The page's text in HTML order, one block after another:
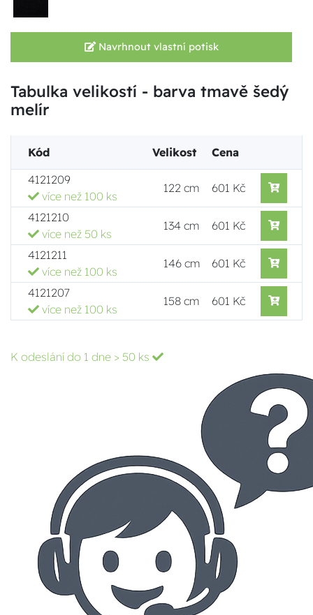
Navrhnout vlastní potisk
Tabulka velikostí - barva tmavě šedý
melír
Kód Velikost
Cena
4121209
více než 100 ks
122 cm 601 Kč
4121210
více než 50 ks
134 cm 601 Kč
4121211
více než 100 ks
146 cm 601 Kč
4121207
více než 100 ks
158 cm 601 Kč
K odeslání do 1 dne > 50 ks